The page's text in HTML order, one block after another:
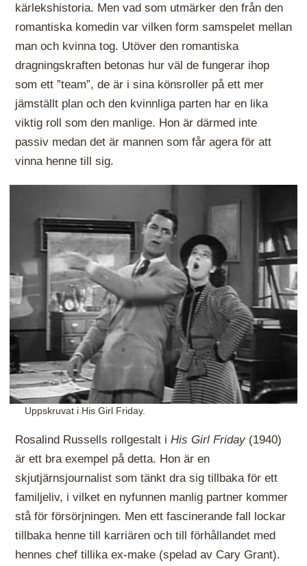
kärlekshistoria. Men vad som utmärker den från den
romantiska komedin var vilken form samspelet mellan
man och kvinna tog. Utöver den romantiska
dragningskraften betonas hur väl de fungerar ihop
som ett ”team”, de är i sina könsroller på ett mer
jämställt plan och den kvinnliga parten har en lika
viktig roll som den manlige. Hon är därmed inte
passiv medan det är mannen som får agera för att
vinna henne till sig.
Uppskruvat i His Girl Friday.
Rosalind Russells rollgestalt i His Girl Friday(1940)
är ett bra exempel på detta. Hon är en
skjutjärnsjournalist som tänkt dra sig tillbaka för ett
familjeliv, i vilket en nyfunnen manlig partner kommer
stå för försörjningen. Men ett fascinerande fall lockar
tillbaka henne till karriären och till förhållandet med
hennes chef tillika ex-make (spelad av Cary Grant).